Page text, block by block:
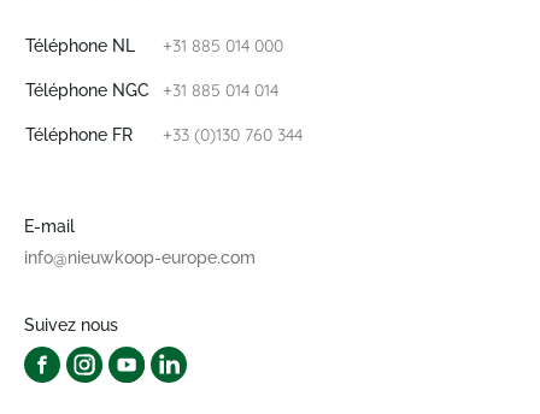
Téléphone NL +31 885 014 000
Téléphone NGC +31 885 014 014
Téléphone FR +33 (0)130 760 344
E-mail
info@nieuwkoop-europe.com
Suivez nous